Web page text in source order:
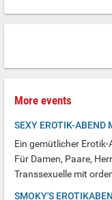
More events
SEXY EROTIK-ABEND
Ein gemütlicher
Für Damen, Paare,
Transsexuelle mit
SMOKY'S